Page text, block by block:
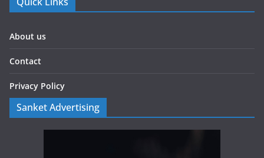
About us
Contact
Privacy Policy
Sanket Advertising